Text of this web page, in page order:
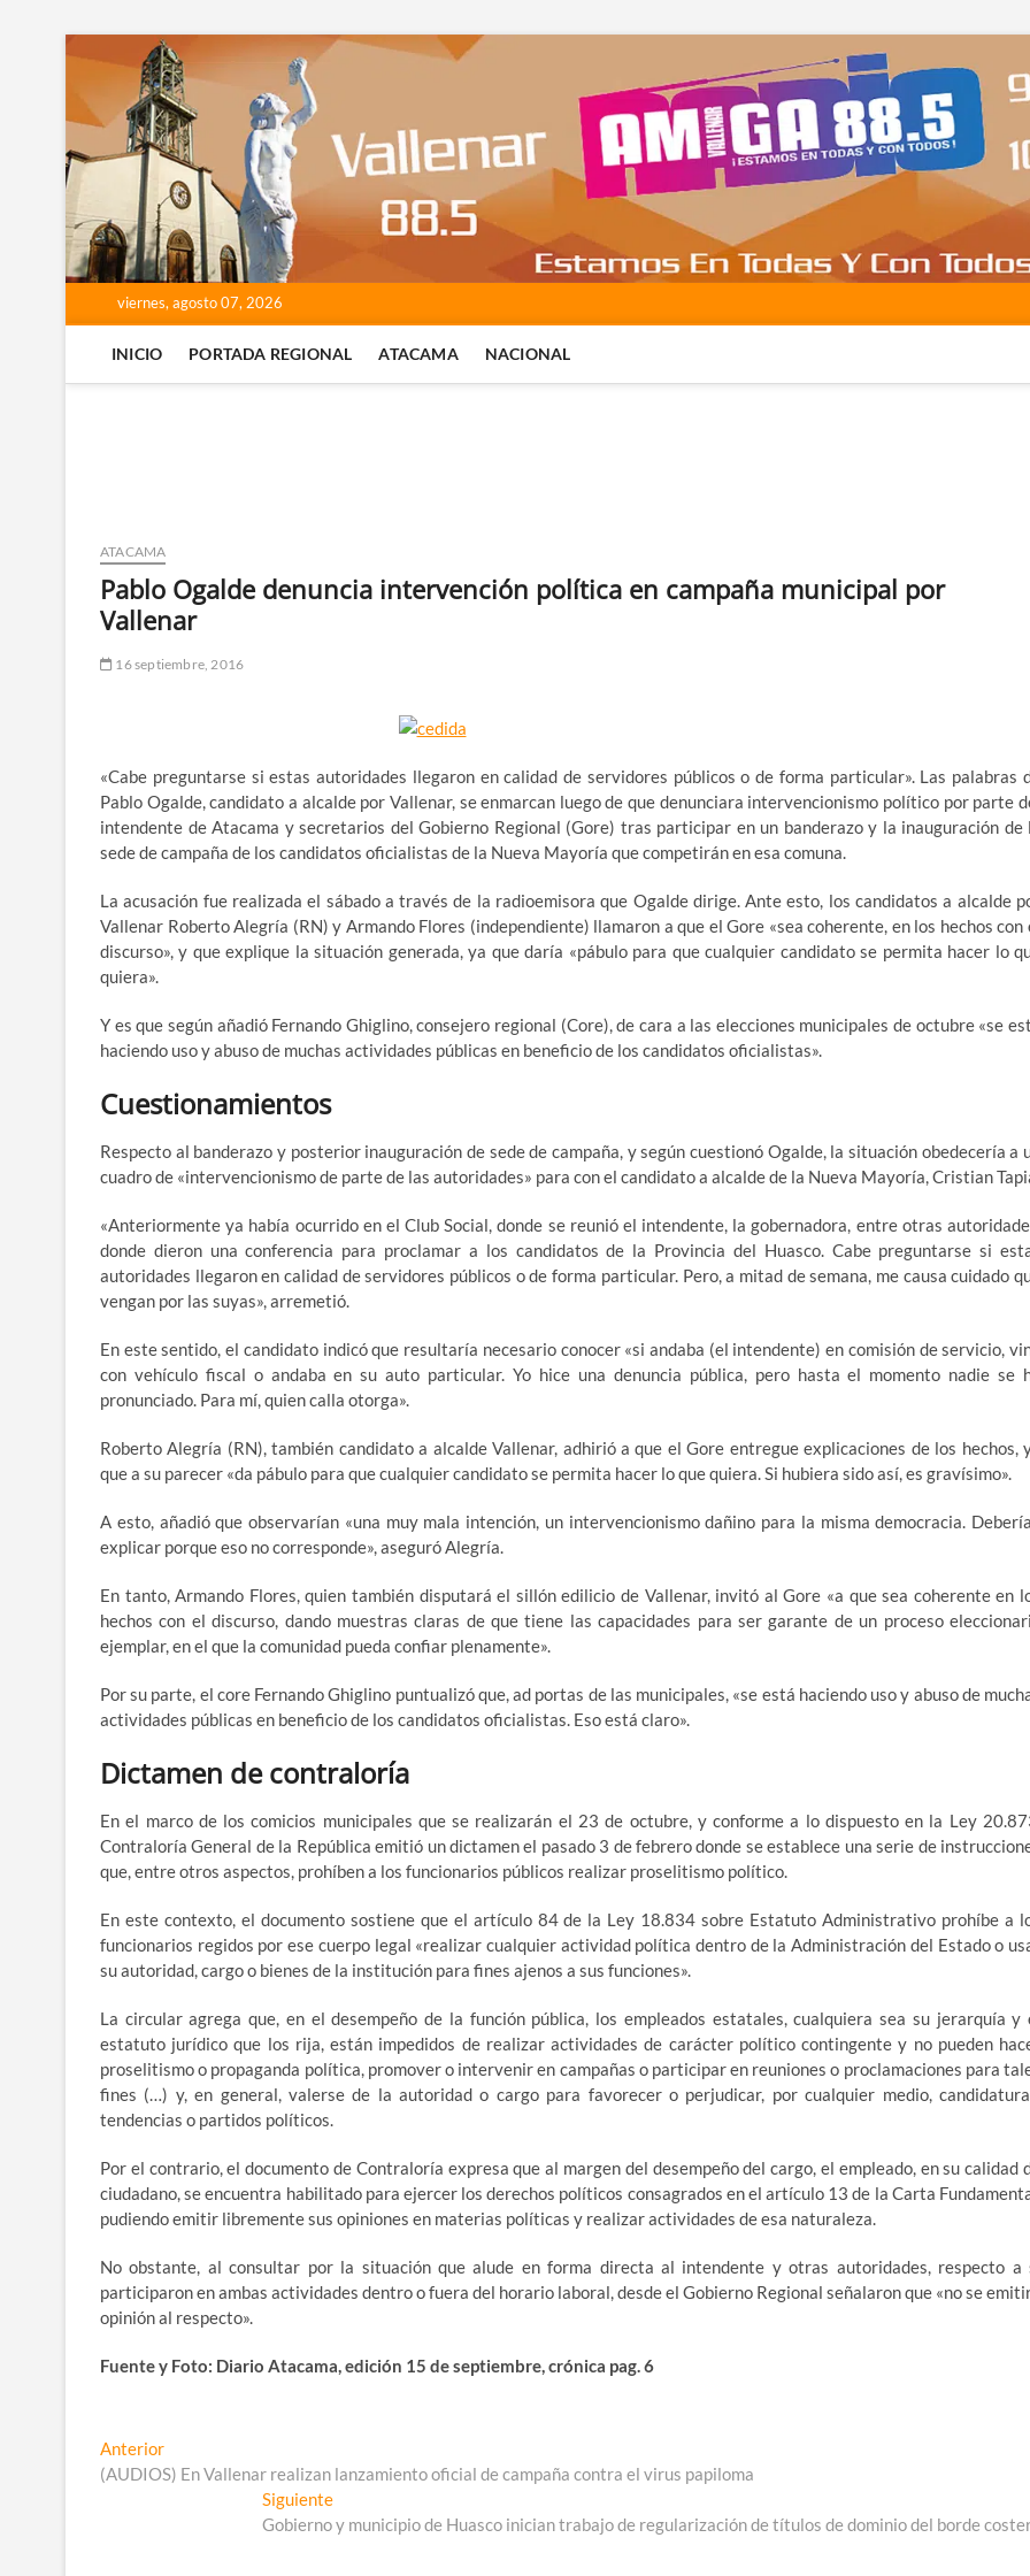
contenido
viernes, agosto 07, 2026
INICIO PORTADA REGIONAL ATACAMA NACIONAL
ATACAMA
Pablo Ogalde denuncia intervención política en campaña municipal por
Vallenar
16 septiembre, 2016
«Cabe preguntarse si estas autoridades llegaron en calidad de servidores públicos o de forma particular». Las palabras
Pablo Ogalde, candidato a alcalde por Vallenar, se enmarcan luego de que denunciara intervencionismo político por parte
intendente de Atacama y secretarios del Gobierno Regional (Gore) tras participar en un banderazo y la inauguración de
sede de campaña de los candidatos oficialistas de la Nueva Mayoría que competirán en esa comuna.
La acusación fue realizada el sábado a través de la radioemisora que Ogalde dirige. Ante esto, los candidatos a alcalde
Vallenar Roberto Alegría (RN) y Armando Flores (independiente) llamaron a que el Gore «sea coherente, en los hechos con
discurso», y que explique la situación generada, ya que daría «pábulo para que cualquier candidato se permita hacer lo
quiera».
Y es que según añadió Fernando Ghiglino, consejero regional (Core), de cara a las elecciones municipales de octubre «se
haciendo uso y abuso de muchas actividades públicas en beneficio de los candidatos oficialistas».
Cuestionamientos
Respecto al banderazo y posterior inauguración de sede de campaña, y según cuestionó Ogalde, la situación obedecería a
cuadro de «intervencionismo de parte de las autoridades» para con el candidato a alcalde de la Nueva Mayoría, Cristian
«Anteriormente ya había ocurrido en el Club Social, donde se reunió el intendente, la gobernadora, entre otras
donde dieron una conferencia para proclamar a los candidatos de la Provincia del Huasco. Cabe preguntarse si
autoridades llegaron en calidad de servidores públicos o de forma particular. Pero, a mitad de semana, me causa cuidado
vengan por las suyas», arremetió.
En este sentido, el candidato indicó que resultaría necesario conocer «si andaba (el intendente) en comisión de servicio,
con vehículo fiscal o andaba en su auto particular. Yo hice una denuncia pública, pero hasta el momento nadie se
pronunciado. Para mí, quien calla otorga».
Roberto Alegría (RN), también candidato a alcalde Vallenar, adhirió a que el Gore entregue explicaciones de los hechos,
que a su parecer «da pábulo para que cualquier candidato se permita hacer lo que quiera. Si hubiera sido así, es gravísimo».
A esto, añadió que observarían «una muy mala intención, un intervencionismo dañino para la misma democracia.
explicar porque eso no corresponde», aseguró Alegría.
En tanto, Armando Flores, quien también disputará el sillón edilicio de Vallenar, invitó al Gore «a que sea coherente en
hechos con el discurso, dando muestras claras de que tiene las capacidades para ser garante de un proceso
ejemplar, en el que la comunidad pueda confiar plenamente».
Por su parte, el core Fernando Ghiglino puntualizó que, ad portas de las municipales, «se está haciendo uso y abuso de
actividades públicas en beneficio de los candidatos oficialistas. Eso está claro».
Dictamen de contraloría
En el marco de los comicios municipales que se realizarán el 23 de octubre, y conforme a lo dispuesto en la Ley
Contraloría General de la República emitió un dictamen el pasado 3 de febrero donde se establece una serie de
que, entre otros aspectos, prohíben a los funcionarios públicos realizar proselitismo político.
En este contexto, el documento sostiene que el artículo 84 de la Ley 18.834 sobre Estatuto Administrativo prohíbe a
funcionarios regidos por ese cuerpo legal «realizar cualquier actividad política dentro de la Administración del Estado o
su autoridad, cargo o bienes de la institución para fines ajenos a sus funciones».
La circular agrega que, en el desempeño de la función pública, los empleados estatales, cualquiera sea su jerarquía y
estatuto jurídico que los rija, están impedidos de realizar actividades de carácter político contingente y no pueden
proselitismo o propaganda política, promover o intervenir en campañas o participar en reuniones o proclamaciones para
fines (…) y, en general, valerse de la autoridad o cargo para favorecer o perjudicar, por cualquier medio,
tendencias o partidos políticos.
Por el contrario, el documento de Contraloría expresa que al margen del desempeño del cargo, el empleado, en su calidad
ciudadano, se encuentra habilitado para ejercer los derechos políticos consagrados en el artículo 13 de la Carta
pudiendo emitir libremente sus opiniones en materias políticas y realizar actividades de esa naturaleza.
No obstante, al consultar por la situación que alude en forma directa al intendente y otras autoridades, respecto a
participaron en ambas actividades dentro o fuera del horario laboral, desde el Gobierno Regional señalaron que «no se
opinión al respecto».
Fuente y Foto: Diario Atacama, edición 15 de septiembre, crónica pag. 6
Navegación
de
AnteriorEntrada
anterior:
(AUDIOS) En Vallenar realizan lanzamiento oficial de campaña contra el virus papiloma
SiguienteEntrada
siguiente:
Gobierno y municipio de Huasco inician trabajo de regularización de títulos de dominio del borde